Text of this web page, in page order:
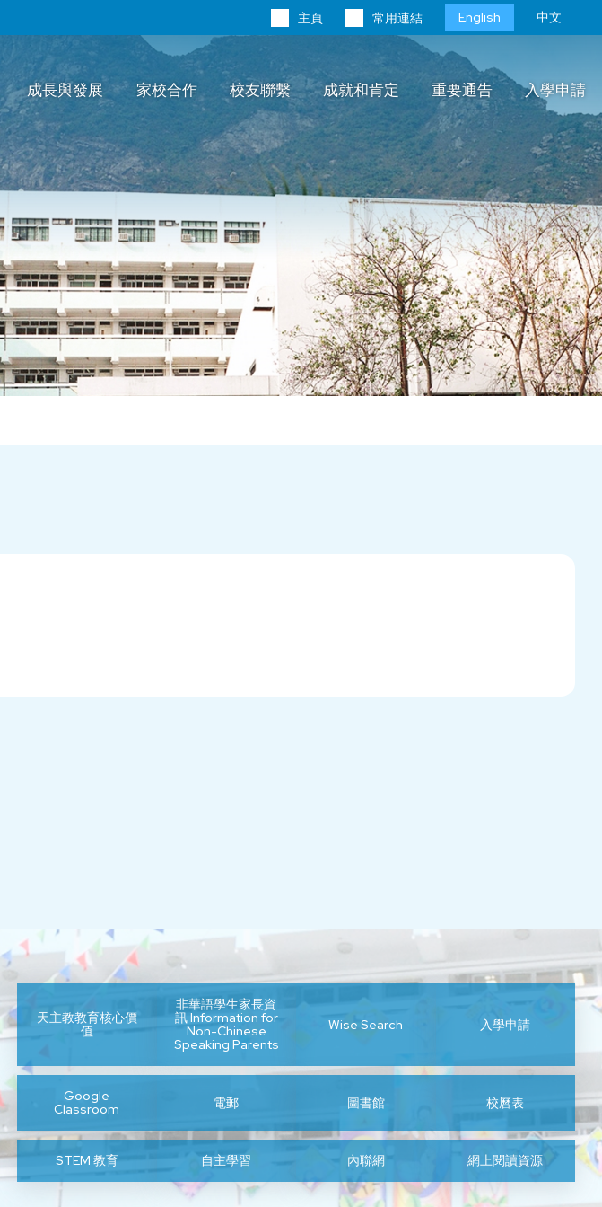
Language
switcher
English 中文
常用連結
主頁
成長與發展 家校合作 校友聯繫 成就和肯定 重要通告 入學申請
天主教教育核心價
值
非華語學生家長資
訊 Information for
Non-Chinese
Speaking Parents
Wise Search 入學申請
Google
Classroom
電郵 圖書館 校曆表
STEM 教育 自主學習 內聯網 網上閱讀資源